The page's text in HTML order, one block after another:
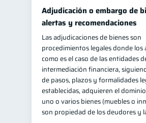
información financiera
Adjudicación o embargo de
alertas y recomendaciones
Las adjudicaciones de bienes son
procedimientos legales donde los
como es el caso de las entidades
intermediación financiera,
de pasos, plazos y formalidades
establecidas, adquieren el
uno o varios bienes (muebles o
son propiedad de los deudores y